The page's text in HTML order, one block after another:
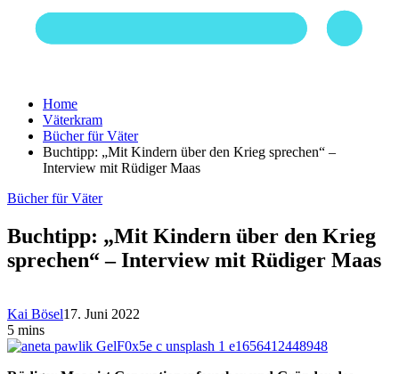
Home
Väterkram
Bücher für Väter
Buchtipp: „Mit Kindern über den Krieg sprechen“ –
Interview mit Rüdiger Maas
Bücher für Väter
Buchtipp: „Mit Kindern über den Krieg
sprechen“ – Interview mit Rüdiger Maas
Kai Bösel17. Juni 2022
5 mins